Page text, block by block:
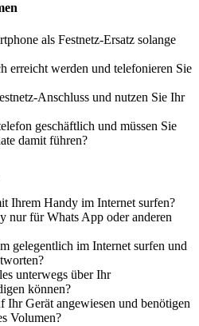
als Festnetz-Ersatz solange
erreicht werden und telefonieren Sie
Anschluss und nutzen Sie Ihr
geschäftlich und müssen Sie
damit führen?
Ihrem Handy im Internet surfen?
nur für Whats App oder anderen
gelegentlich im Internet surfen und
unterwegs über Ihr
können?
Ihr Gerät angewiesen und benötigen
Volumen?